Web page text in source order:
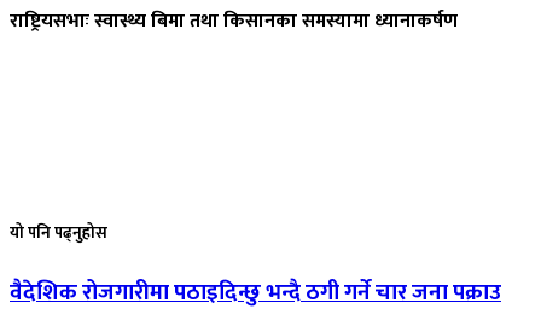
राष्ट्रियसभाःस्वास्थ्य बिमा तथा किसानका समस्यामा ध्यानाकर्षण
योपनि पढ्नुहोस
वैदेशिकरोजगारीमा पठाइदिन्छु भन्दै ठगी गर्ने चार जना पक्राउ